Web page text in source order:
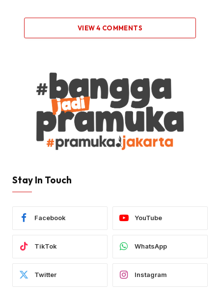
VIEW 4 COMMENTS
Stay In Touch
Facebook YouTube
TikTok WhatsApp
Twitter Instagram